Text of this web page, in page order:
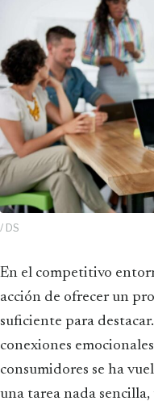
/ DS
En el competitivo entorno digital actual, la simple
acción de ofrecer un
suficiente para
conexiones
consumidores se ha
una tarea nada sencilla,